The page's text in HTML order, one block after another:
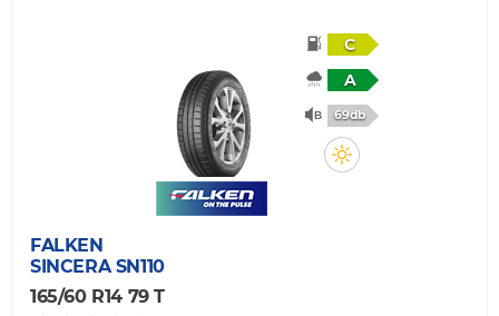
C
A
69db
FALKEN
SINCERA SN110
165/60 R14 79 T